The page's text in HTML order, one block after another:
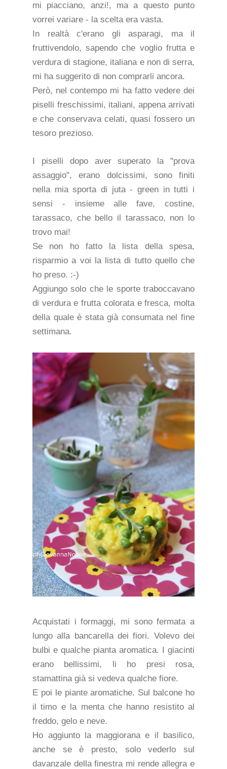
mi piacciano, anzi!, ma a questo punto
vorrei variare - la scelta era vasta.
In realtà c'erano gli asparagi, ma il
fruttivendolo, sapendo che voglio frutta e
verdura di stagione, italiana e non di serra,
mi ha suggerito di non comprarli ancora.
Però, nel contempo mi ha fatto vedere dei
piselli freschissimi, italiani, appena arrivati
e che conservava celati, quasi fossero un
tesoro prezioso.
I piselli dopo aver superato la "prova
assaggio", erano dolcissimi, sono finiti
nella mia sporta di juta - green in tutti i
sensi - insieme alle fave, costine,
tarassaco, che bello il tarassaco, non lo
trovo mai!
Se non ho fatto la lista della spesa,
risparmio a voi la lista di tutto quello che
ho preso. :-)
Aggiungo solo che le sporte traboccavano
di verdura e frutta colorata e fresca, molta
della quale è stata già consumata nel fine
settimana.
Acquistati i formaggi, mi sono fermata a
lungo alla bancarella dei fiori. Volevo dei
bulbi e qualche pianta aromatica. I giacinti
erano bellissimi, li ho presi rosa,
stamattina già si vedeva qualche fiore.
E poi le piante aromatiche. Sul balcone ho
il timo e la menta che hanno resistito al
freddo, gelo e neve.
Ho aggiunto la maggiorana e il basilico,
anche se è presto, solo vederlo sul
davanzale della finestra mi rende allegra e